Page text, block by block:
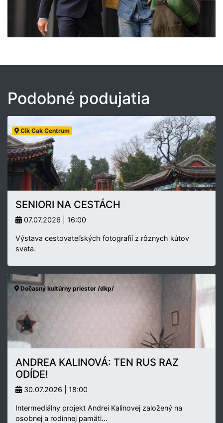
Podobné podujatia
Cik Cak Centrum
SENIORI NA CESTÁCH
07.07.2026 | 16:00
Výstava cestovateľských fotografií z rôznych kútov
sveta.
Dočasný kultúrny priestor /dkp/
ANDREA KALINOVÁ: TEN RUS RAZ
ODÍDE!
30.07.2026 | 18:00
Intermediálny projekt Andrei Kalinovej založený na
osobnej a rodinnej pamäti…